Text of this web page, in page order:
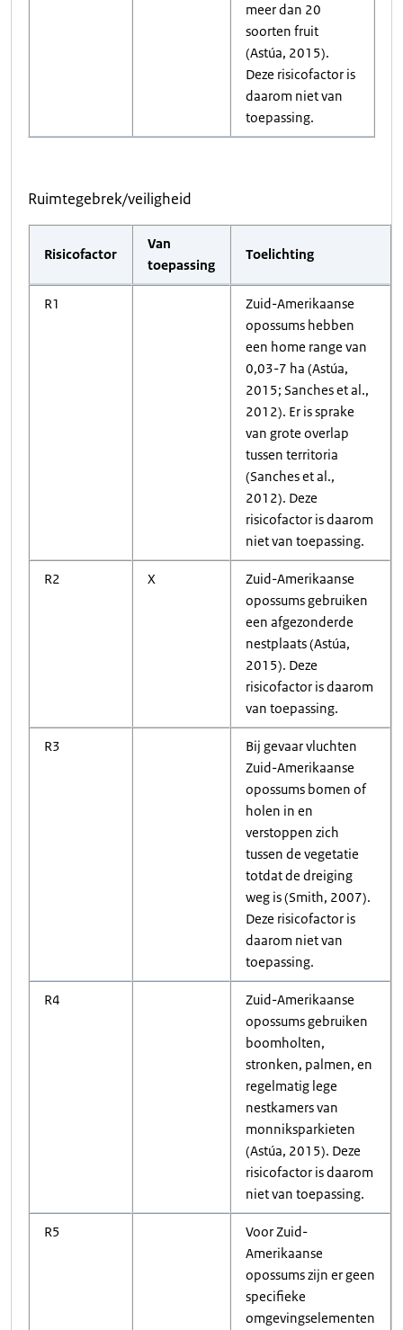
meer dan 20
soorten fruit
(Astúa, 2015).
Deze risicofactor is
daarom niet van
toepassing.
Ruimtegebrek/veiligheid
Risicofactor
Van
toepassing
Toelichting
R1
Zuid-Amerikaanse
opossums hebben
een home range van
0,03-7 ha (Astúa,
2015; Sanches et al.,
2012). Er is sprake
van grote overlap
tussen territoria
(Sanches et al.,
2012). Deze
risicofactor is daarom
niet van toepassing.
R2 X
Zuid-Amerikaanse
opossums gebruiken
een afgezonderde
nestplaats (Astúa,
2015). Deze
risicofactor is daarom
van toepassing.
R3
Bij gevaar vluchten
Zuid-Amerikaanse
opossums bomen of
holen in en
verstoppen zich
tussen de vegetatie
totdat de dreiging
weg is (Smith, 2007).
Deze risicofactor is
daarom niet van
toepassing.
R4
Zuid-Amerikaanse
opossums gebruiken
boomholten,
stronken, palmen, en
regelmatig lege
nestkamers van
monniksparkieten
(Astúa, 2015). Deze
risicofactor is daarom
niet van toepassing.
R5
Voor Zuid-
Amerikaanse
opossums zijn er geen
specifieke
omgevingselementen